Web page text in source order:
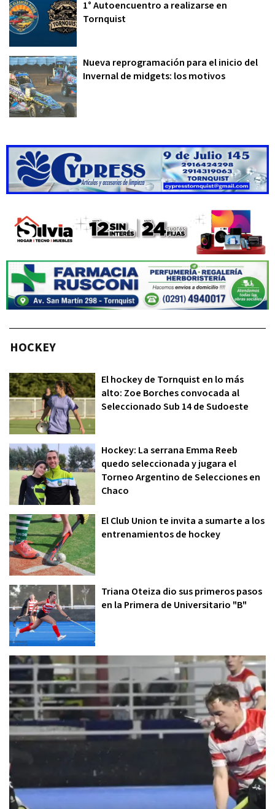
1° Autoencuentro a realizarse en
Tornquist
Nueva reprogramación para el inicio del
Invernal de midgets: los motivos
HOCKEY
El hockey de Tornquist en lo más
alto: Zoe Borches convocada al
Seleccionado Sub 14 de Sudoeste
Hockey: La serrana Emma Reeb
quedo seleccionada y jugara el
Torneo Argentino de Selecciones en
Chaco
El Club Union te invita a sumarte a los
entrenamientos de hockey
Triana Oteiza dio sus primeros pasos
en la Primera de Universitario "B"